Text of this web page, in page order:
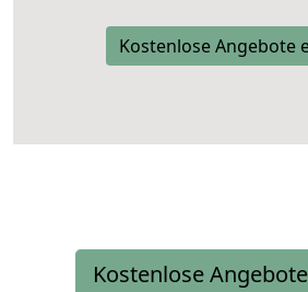
Kostenlose Angebote
Kostenlose